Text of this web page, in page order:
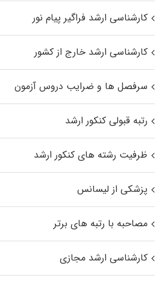
کارشناسی ارشد فراگیر پیام نور
کارشناسی ارشد خارج از کشور
سرفصل ها و ضرایب دروس آزمون
رتبه قبولی کنکور ارشد
ظرفیت رشته های کنکور ارشد
پزشکی از لیسانس
مصاحبه با رتبه های برتر
کارشناسی ارشد مجازی